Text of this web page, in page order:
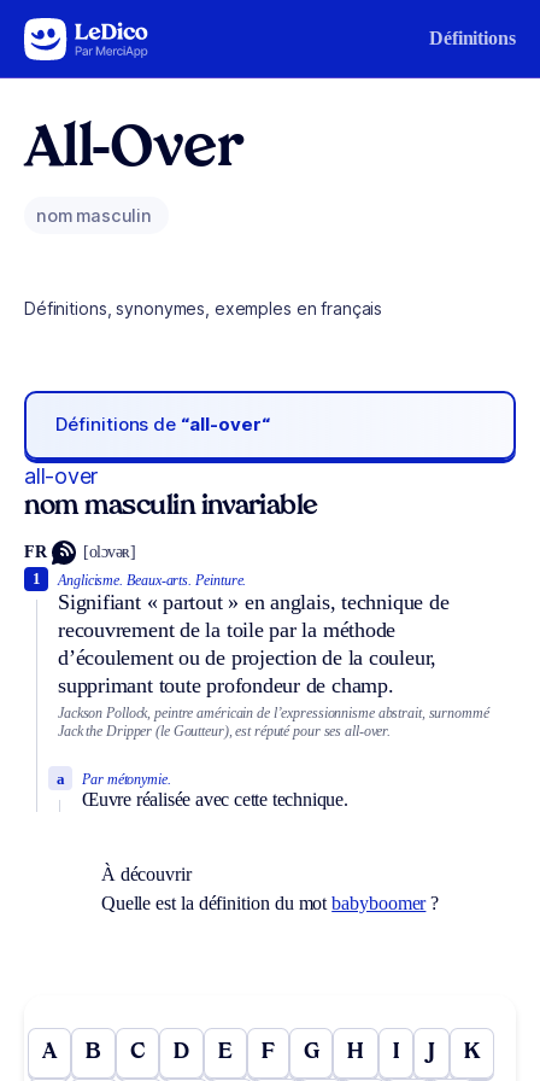
Aller au contenu Définitions
All-Over
nom masculin
Définitions, synonymes, exemples en français
Définitions de “all-over“
all-over
nom masculin invariable
FR [olɔvəʀ]
Anglicisme. Beaux-arts. Peinture.
Signifiant « partout » en anglais, technique de
recouvrement de la toile par la méthode
d’écoulement ou de projection de la couleur,
supprimant toute profondeur de champ.
1
Jackson Pollock, peintre américain de l’expressionnisme abstrait, surnommé
Jack the Dripper (le Goutteur), est réputé pour ses all-over.
Par métonymie.
Œuvre réalisée avec cette technique.
a
À découvrir
Quelle est la définition du motbabyboomer?
A B C D E F G H I J K